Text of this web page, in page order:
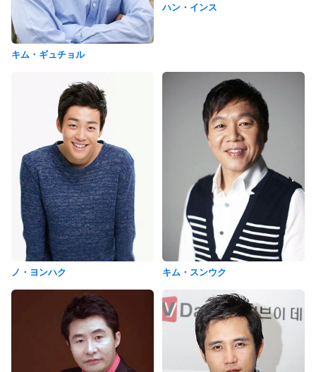
キム・ギュチョル
ハン・インス
ノ・ヨンハク キム・スンウク